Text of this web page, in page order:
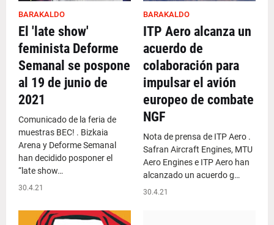
BARAKALDO
El 'late show'
feminista Deforme
Semanal se pospone
al 19 de junio de
2021
Comunicado de la feria de
muestras BEC! . Bizkaia
Arena y Deforme Semanal
han decidido posponer el
“late show…
30.4.21
BARAKALDO
ITP Aero alcanza un
acuerdo de
colaboración para
impulsar el avión
europeo de combate
NGF
Nota de prensa de ITP Aero .
Safran Aircraft Engines, MTU
Aero Engines e ITP Aero han
alcanzado un acuerdo g…
30.4.21